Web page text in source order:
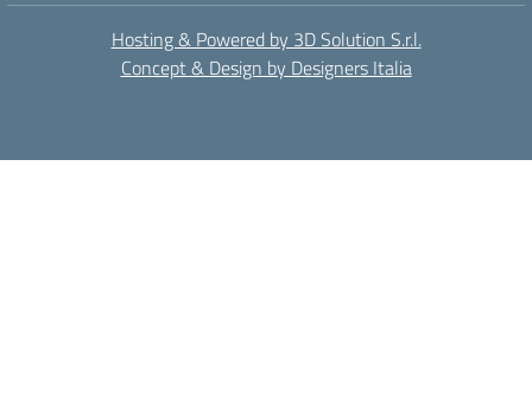
Hosting & Powered by 3D Solution S.r.l.
Concept & Design by Designers Italia